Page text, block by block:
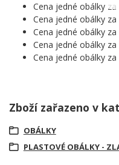
Cena jedné obálky za
Cena jedné obálky za
Cena jedné obálky za
Cena jedné obálky za
Cena jedné obálky za
Zboží zařazeno v
OBÁLKY
PLASTOVÉ OBÁLKY -